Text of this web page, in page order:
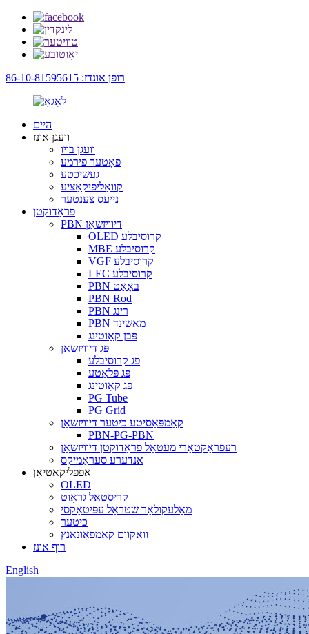
רופן אונדז: 86-10-81595615
היים
וועגן אונז
וועגן בויו
פאָטער פירמע
געשיכטע
קוואַליפיקאַציע
נייַעס צענטער
פּראָדוקטן
PBN דיוויזשאַן
OLED קרוסיבלע
MBE קרוסיבלע
VGF קרוסיבלע
LEC קרוסיבלע
PBN באָאַט
PBN Rod
PBN רינג
PBN מאַשינד
פּבן קאָוטינג
פּג דיוויזשאַן
פּג קרוסיבלע
פּג פּלאַטע
פּג קאָוטינג
PG Tube
PG Grid
קאָמפּאָסיטע כיטער דיוויזשאַן
PBN-PG-PBN
רעפראַקטאָרי מעטאַל פּראָדוקטן דיוויזשאַן
אנדערע סעראַמיקס
אַפּפּליקאַטיאָן
OLED
קריסטאַל גראָוט
מאָלעקולאַר שטראַל עפּיטאַקסי
כיטער
וואַקוום קאַמפּאָונאַנץ
רוף אונז
English